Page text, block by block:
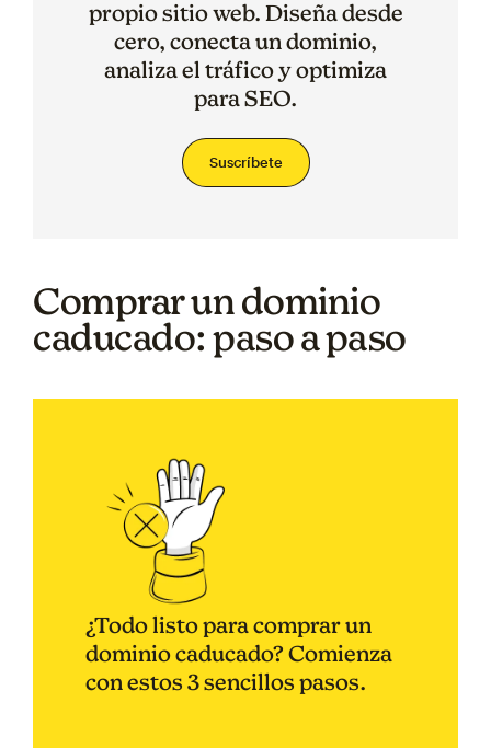
propio sitio web. Diseña desde
cero, conecta un dominio,
analiza el tráfico y optimiza
para SEO.
Suscríbete
Comprar un dominio
caducado: paso a paso
¿Todo listo para comprar un
dominio caducado? Comienza
con estos 3 sencillos pasos.